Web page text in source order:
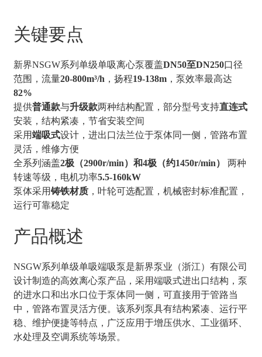
关键要点
新界NSGW系列单级单吸离心泵覆盖DN50至DN250口径
范围，流量20-800m³/h ，扬程19-138m ，泵效率最高达
82%
提供普通款与升级款两种结构配置，部分型号支持直连式
安装，结构紧凑，节省安装空间
采用端吸式设计，进出口法兰位于泵体同一侧，管路布置
灵活，维修方便
全系列涵盖2极（2900r/min）和4极（约1450r/min）
两种
转速等级，电机功率5.5-160kW
泵体采用铸铁材质 ，叶轮可选配置，机械密封标准配置，
运行可靠稳定
产品概述
NSGW系列单级单吸端吸泵是新界泵业（浙江）有限公司
设计制造的高效离心泵产品，采用端吸式进出口结构，泵
的进水口和出水口位于泵体同一侧，可直接用于管路当
中，管路布置灵活方便。该系列泵具有结构紧凑、运行平
稳、维护便捷等特点，广泛应用于增压供水、工业循环、
水处理及空调系统等场景。